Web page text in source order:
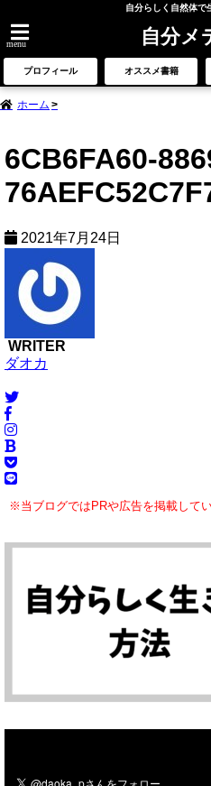
自分らしく自然体で
menu 自分メ
プロフィール オススメ書籍
ホーム
6CB6FA60-
2021年7月24日
WRITER
ダオカ
※当ブログではPRや広告を掲載してい